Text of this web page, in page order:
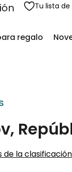
Tu lista de
regalo
de la clasificación